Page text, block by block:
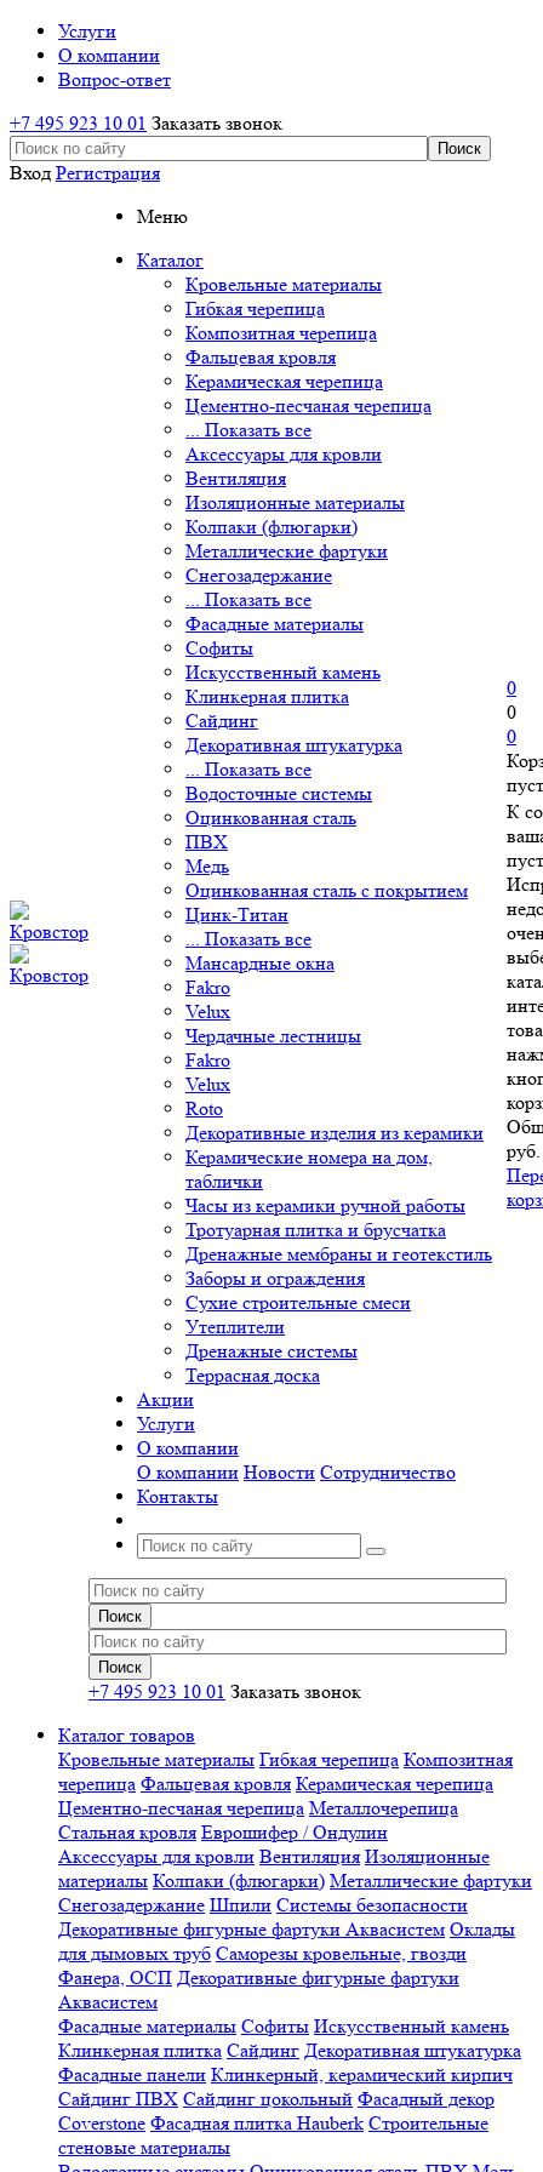
Услуги
О компании
Вопрос-ответ
+7 495 923 10 01 Заказать звонок
Вход Регистрация
Меню
Каталог
Кровельные материалы
Гибкая черепица
Композитная черепица
Фальцевая кровля
Керамическая черепица
Цементно-песчаная черепица
... Показать все
Аксессуары для кровли
Вентиляция
Изоляционные материалы
Колпаки (флюгарки)
Металлические фартуки
Снегозадержание
... Показать все
Фасадные материалы
Софиты
Искусственный камень
Клинкерная плитка
Сайдинг
Декоративная штукатурка
... Показать все
Водосточные системы
Оцинкованная сталь
ПВХ
Медь
Оцинкованная сталь с покрытием
Цинк-Титан
... Показать все
Мансардные окна
Fakro
Velux
Чердачные лестницы
Fakro
Velux
Roto
Декоративные изделия из керамики
Керамические номера на дом,
таблички
Часы из керамики ручной работы
Тротуарная плитка и брусчатка
Дренажные мембраны и геотекстиль
Заборы и ограждения
Сухие строительные смеси
Утеплители
Дренажные системы
Террасная доска
Акции
Услуги
О компании
О компании Новости Сотрудничество
Контакты
+7 495 923 10 01 Заказать звонок
0
0
0
К
руб.
Каталог товаров
Кровельные материалы Гибкая черепица Композитная
черепица Фальцевая кровля Керамическая черепица
Цементно-песчаная черепица Металлочерепица
Стальная кровля Еврошифер / Ондулин
Аксессуары для кровли Вентиляция Изоляционные
материалы Колпаки (флюгарки) Металлические фартуки
Снегозадержание Шпили Системы безопасности
Декоративные фигурные фартуки Аквасистем Оклады
для дымовых труб Саморезы кровельные, гвозди
Фанера, ОСП Декоративные фигурные фартуки
Аквасистем
Фасадные материалы Софиты Искусственный камень
Клинкерная плитка Сайдинг Декоративная штукатурка
Фасадные панели Клинкерный, керамический кирпич
Сайдинг ПВХ Сайдинг цокольный Фасадный декор
Coverstone Фасадная плитка Hauberk Строительные
стеновые материалы